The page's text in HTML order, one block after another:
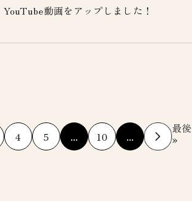
YouTube動画をアップしました！
4 5 ... 10 ...
最後
»